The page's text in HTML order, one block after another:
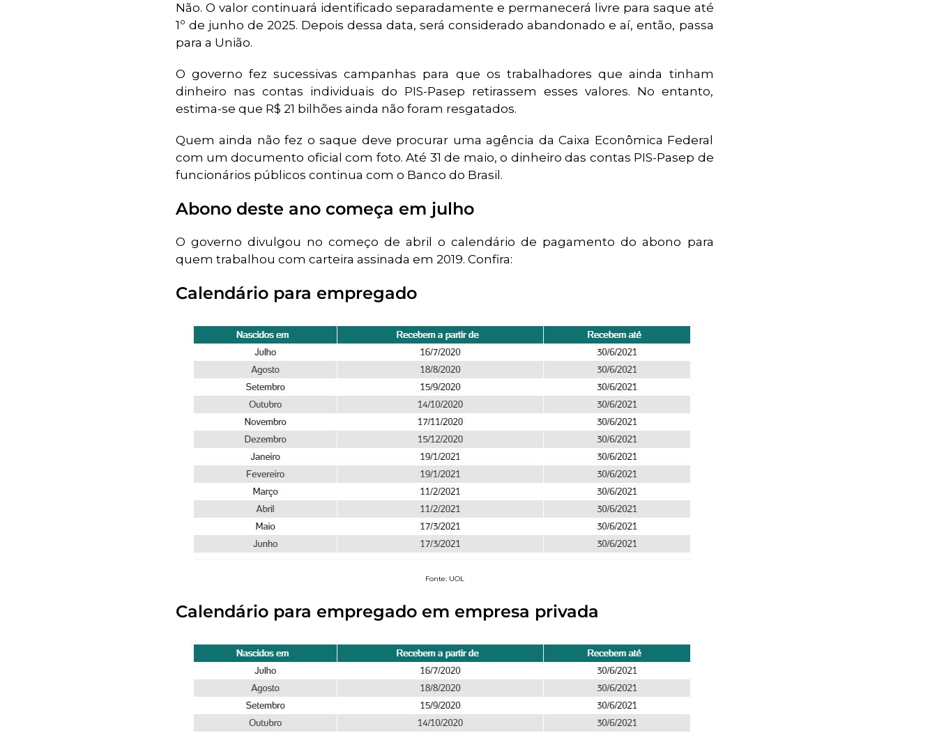
Não. O valor continuará identificado separadamente e permanecerá livre para saque até
1º de junho de 2025. Depois dessa data, será considerado abandonado e aí, então, passa
para a União.
O governo fez sucessivas campanhas para que os trabalhadores que ainda tinham
dinheiro nas contas individuais do PIS-Pasep retirassem esses valores. No entanto,
estima-se que R$ 21 bilhões ainda não foram resgatados.
Quem ainda não fez o saque deve procurar uma agência da Caixa Econômica Federal
com um documento oficial com foto. Até 31 de maio, o dinheiro das contas PIS-Pasep de
funcionários públicos continua com o Banco do Brasil.
Abono deste ano começa em julho
O governo divulgou no começo de abril o calendário de pagamento do abono para
quem trabalhou com carteira assinada em 2019. Confira:
Calendário para empregado
Fonte: UOL
Calendário para empregado em empresa privada